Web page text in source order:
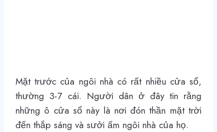
Mặt trước của ngôi nhà có rất nhiều cửa sổ,
thường 3-7 cái. Người dân ở đây tin rằng
những ô cửa sổ này là nơi đón thần mặt trời
đến thắp sáng và sưởi ấm ngôi nhà của họ.